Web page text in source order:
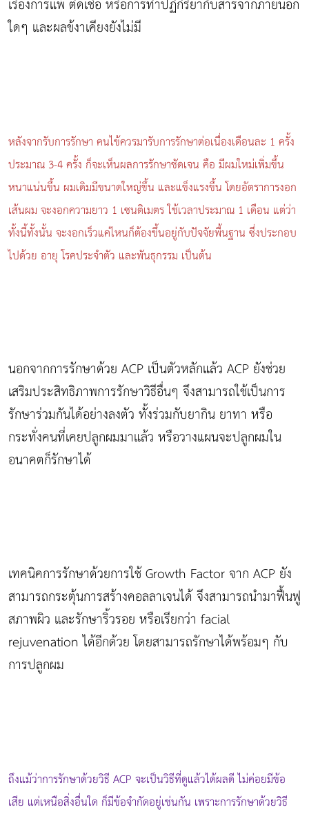
เรื่องการแพ้ ติดเชื้อ หรือการทำปฏิกิริยากับสารจากภายนอก
ใดๆ และผลข้งาเคียงยังไม่มี
หลังจากรับการรักษา คนไข้ควรมารับการรักษาต่อเนื่องเดือนละ 1 ครั้ง
ประมาณ 3-4 ครั้ง ก็จะเห็นผลการรักษาชัดเจน คือ มีผมใหม่เพิ่มขึ้น
หนาแน่นขึ้น ผมเดิมมีขนาดใหญ่ขึ้น และแข็งแรงขึ้น โดยอัตราการงอก
เส้นผม จะงอกความยาว 1 เซนติเมตร ใช้เวลาประมาณ 1 เดือน แต่ว่า
ทั้งนี้ทั้งนั้น จะงอกเร็วแค่ไหนก็ต้องขึ้นอยู่กับปัจจัยพื้นฐาน ซึ่งประกอบ
ไปด้วย อายุ โรคประจำตัว และพันธุกรรม เป็นต้น
นอกจากการรักษาด้วย ACP เป็นตัวหลักแล้ว ACP ยังช่วย
เสริมประสิทธิภาพการรักษาวิธีอื่นๆ จึงสามารถใช้เป็นการ
รักษาร่วมกันได้อย่างลงตัว ทั้งร่วมกับยากิน ยาทา หรือ
กระทั่งคนที่เคยปลูกผมมาแล้ว หรือวางแผนจะปลูกผมใน
อนาคตก็รักษาได้
เทคนิคการรักษาด้วยการใช้ Growth Factor จาก ACP ยัง
สามารถกระตุ้นการสร้างคอลลาเจนได้ จึงสามารถนำมาฟื้นฟู
สภาพผิว และรักษาริ้วรอย หรือเรียกว่า facial
rejuvenation ได้อีกด้วย โดยสามารถรักษาได้พร้อมๆ กับ
การปลูกผม
ถึงแม้ว่าการรักษาด้วยวิธี ACP จะเป็นวิธีที่ดูแล้วได้ผลดี ไม่ค่อยมีข้อ
เสีย แต่เหนือสิ่งอื่นใด ก็มีข้อจำกัดอยู่เช่นกัน เพราะการรักษาด้วยวิธี